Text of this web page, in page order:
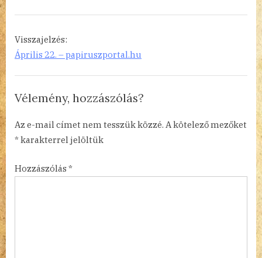
Visszajelzés:
Április 22. – papiruszportal.hu
Vélemény, hozzászólás?
Az e-mail címet nem tesszük közzé. A kötelező mezőket
*karakterrel jelöltük
Hozzászólás *